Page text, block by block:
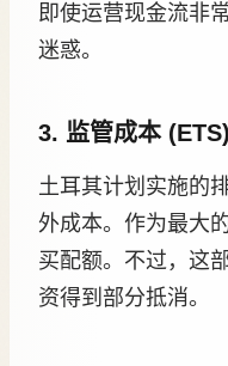
即使运营现金流非
迷惑。
3. 监管成本 (ETS)
土耳其计划实施的
外成本。作为最大
买配额。不过，这
资得到部分抵消。